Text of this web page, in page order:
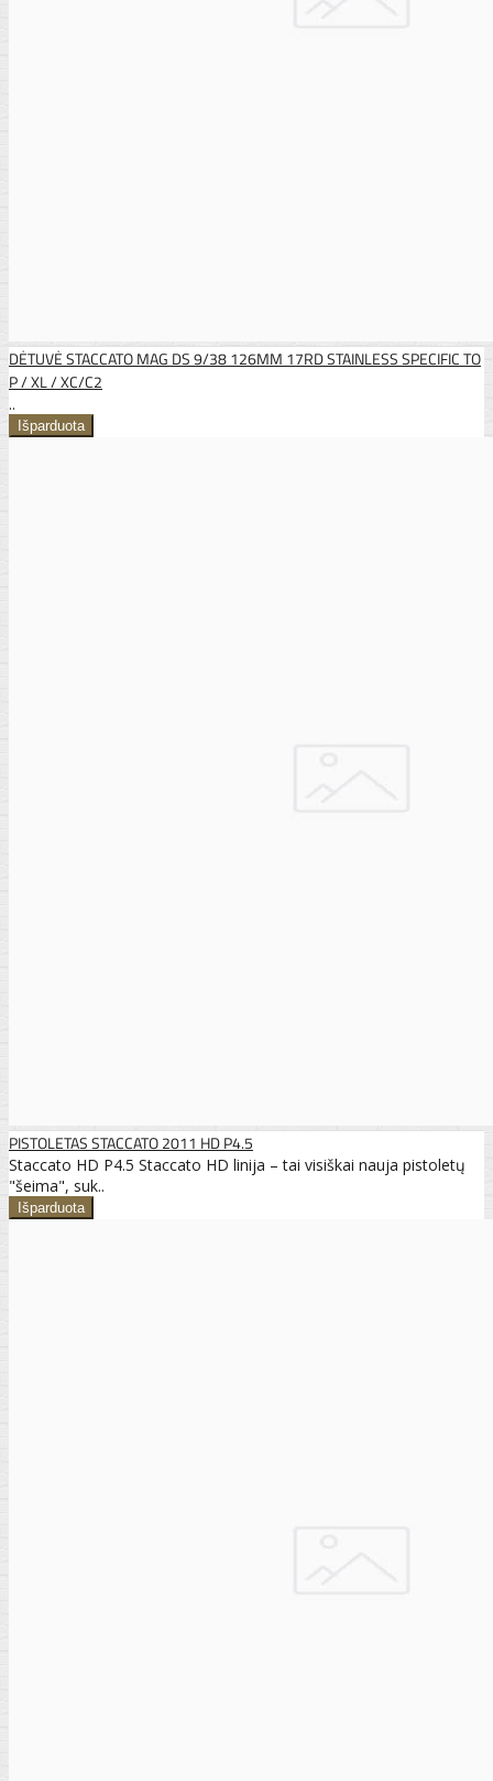
DĖTUVĖ STACCATO MAG DS 9/38 126MM 17RD STAINLESS SPECIFIC TO
P / XL / XC/C2
..
PISTOLETAS STACCATO 2011 HD P4.5
Staccato HD P4.5 Staccato HD linija – tai visiškai nauja pistoletų
"šeima", suk..